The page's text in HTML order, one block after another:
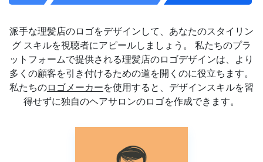
派手な理髪店のロゴをデザインして、あなたのスタイリン
グ スキルを視聴者にアピールしましょう。 私たちのプラ
ットフォームで提供される理髪店のロゴデザインは、より
多くの顧客を引き付けるための道を開くのに役立ちます。
私たちのロゴメーカーを使用すると、デザインスキルを習
得せずに独自のヘアサロンのロゴを作成できます。